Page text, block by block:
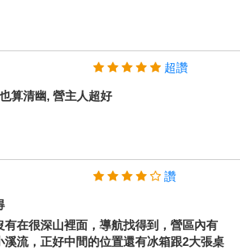
超讚
算清幽, 營主人超好
讚
有在很深山裡面，導航找得到，營區內有
溪流，正好中間的位置還有冰箱跟2大張桌